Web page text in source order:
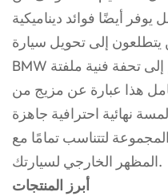
أيضًا فوائد ديناميكية
يتطلعون إلى تحويل سيارة
BMW الفئة الخامسة الخاصة بهم إلى تحفة فنية ملفتة
هذا عبارة عن مزيج من
نهائية احترافية جاهزة
لتتناسب تمامًا مع
المظهر الخارجي لسيارتك.
أبرز المنتجات